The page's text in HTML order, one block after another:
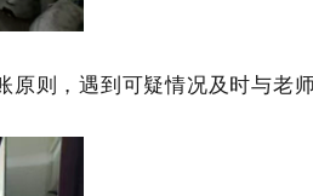
则，遇到可疑情况及时与老